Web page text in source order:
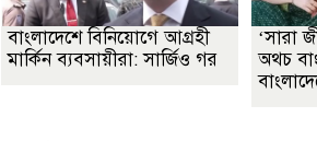
বাংলাদেশে বিনিয়োগে আগ্রহী
মার্কিন ব্যবসায়ীরা: সার্জিও গর
‘সারা
অথচ